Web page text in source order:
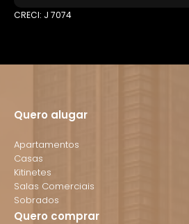
Quero alugar
Apartamentos
Casas
Kitinetes
Salas Comerciais
Sobrados
Quero comprar
CRECI: J 7074